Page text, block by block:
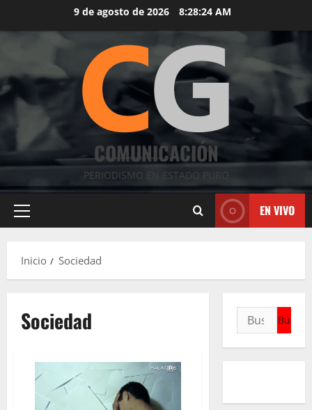
9 de agosto de 2026 8:28:25 AM
COMUNICACIÓN
PERIODISMO EN ESTADO PURO
Menú
EN VIVO
Inicio Sociedad
Sociedad Buscar: